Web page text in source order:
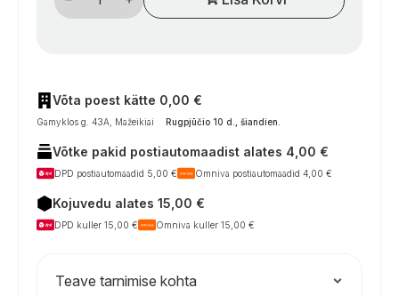
roletas
tamsinantis
nuo
vabzdžių
saugantis
roletas
aliuminio
rėmu
kogus
Võta poest kätte 0,00 €
Gamyklos g. 43A, Mažeikiai Rugpjūčio 10 d., šiandien
Võtke pakid postiautomaadist alates 4,00 €
DPD postiautomaadid 5,00 € Omniva postiautomaadid 4,00 €
Kojuvedu alates 15,00 €
DPD kuller 15,00 € Omniva kuller 15,00 €
Teave tarnimise kohta